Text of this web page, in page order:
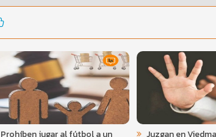
Prohíben jugar al fútbol a un Juzgan en